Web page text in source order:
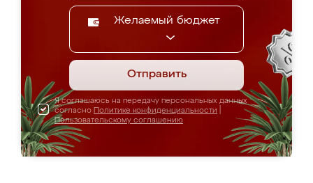
Желаемый бюджет
Отправить
Я соглашаюсь на передачу персональных данных
согласно Политике конфиденциальности
Пользовательскому соглашению